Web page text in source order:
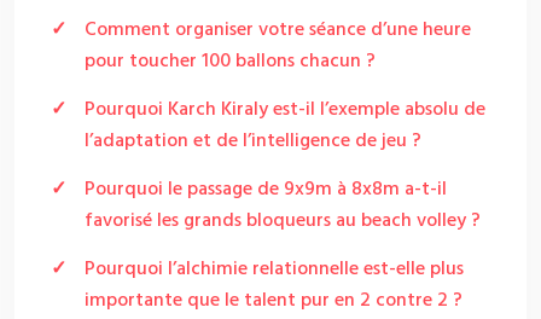
Comment organiser votre séance d’une heure
pour toucher 100 ballons chacun ?
Pourquoi Karch Kiraly est-il l’exemple absolu de
l’adaptation et de l’intelligence de jeu ?
Pourquoi le passage de 9x9m à 8x8m a-t-il
favorisé les grands bloqueurs au beach volley ?
Pourquoi l’alchimie relationnelle est-elle plus
importante que le talent pur en 2 contre 2 ?